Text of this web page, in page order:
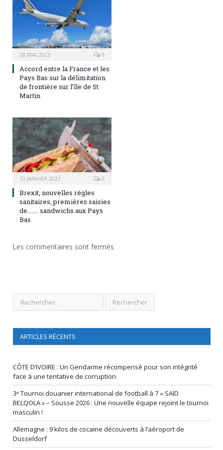
28 MAI 2023 0
Accord entre la France et les
Pays Bas sur la délimitation
de frontière sur l’île de St
Martin
12 JANVIER 2021 0
Brexit, nouvelles règles
sanitaires, premières saisies
de…….. sandwichs aux Pays
Bas
Les commentaires sont fermés
ARTICLES RÉCENTS
CÔTE D’IVOIRE : Un Gendarme récompensé pour son intégrité
face à une tentative de corruption
3ᵉ Tournoi douanier international de football à 7 « SAÏD
BELQOLA » – Sousse 2026 : Une nouvelle équipe rejoint le tournoi
masculin !
Allemagne : 9 kilos de cocaïne découverts à l’aéroport de
Düsseldorf